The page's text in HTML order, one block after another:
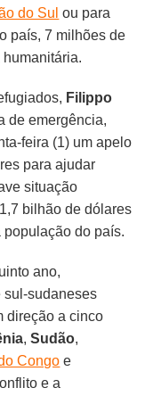
do Sul ou para
país, 7 milhões de
Filippo
de emergência,
feira (1) um apelo
para ajudar
situação
bilhão de dólares
do país.
ano,
sul-sudaneses
direção a cinco
,Sudão,
Congo e
e a